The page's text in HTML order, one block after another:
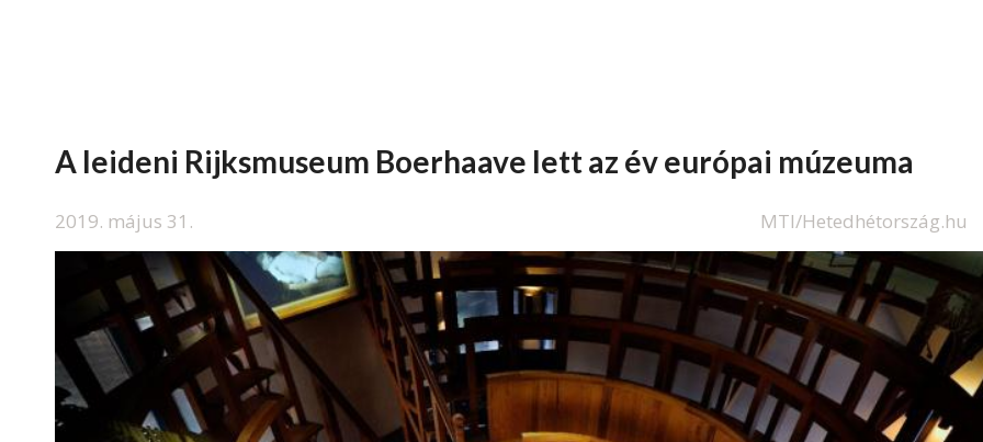
A leideni Rijksmuseum Boerhaave lett az év európai múzeuma
2019. május 31. MTI/Hetedhétország.hu